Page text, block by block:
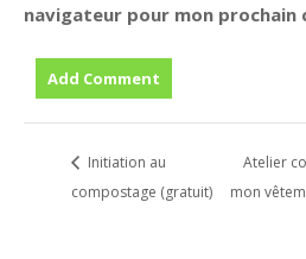
navigateur pour mon prochain
Initiation au
compostage (gratuit)
Atelier
mon